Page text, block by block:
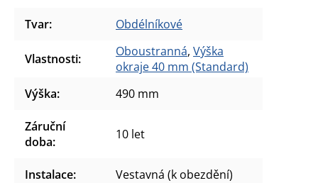
Tvar: Obdélníkové
Vlastnosti: Oboustranná, Výška
okraje 40 mm (Standard)
Výška: 490 mm
Záruční
doba: 10 let
Instalace: Vestavná (k obezdění)